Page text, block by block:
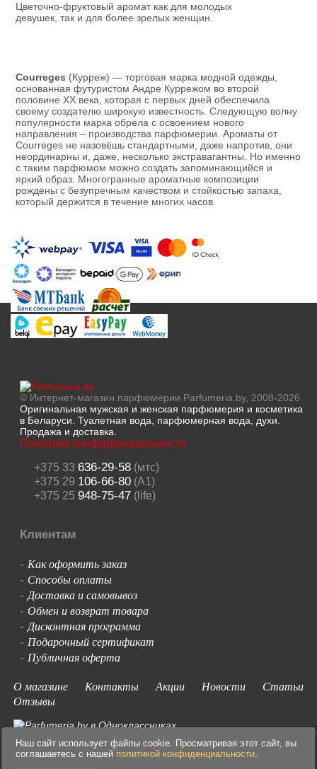
Цветочно-фруктовый аромат как для молодых
девушек, так и для более зрелых женщин.
Courreges (Курреж) — торговая марка модной одежды,
основанная футуристом Андре Куррежом во второй
половине ХХ века, которая с первых дней обеспечила
своему создателю широкую известность. Следующую волну
популярности марка обрела с освоением нового
направления – производства парфюмерии. Ароматы от
Courreges не назовёшь стандартными, даже напротив, они
неординарны и, даже, несколько экстравагантны. Но именно
с таким парфюмом можно создать запоминающийся и
яркий образ. Многогранные ароматные композиции
рождены с безупречным качеством и стойкостью запаха,
который держится в течение многих часов.
© Интернет-магазин парфюмерии Parfumeria.by, 2008-2026
Оригинальная мужская и женская парфюмерия и косметика
в Беларуси. Туалетная вода, парфюмерная вода, духи.
Продажа и доставка.
Политика конфиденциальности
+375 33 636-29-58(мтс)
+375 29 106-66-80(A1)
+375 25 948-75-47(life)
Клиентам
- Как оформить заказ
- Способы оплаты
-Доставка и самовывоз
- Обмен и возврат товара
-Дисконтная программа
- Подарочный сертификат
- Публичная оферта
О магазине
Контакты Акции Новости
Статьи
Отзывы
Наш сайт использует файлы cookie. Просматривая этот сайт, вы
соглашаетесь с нашей политикой конфиденциальности.